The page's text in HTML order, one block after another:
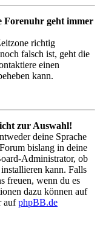
Forenuhr geht immer
richtig
falsch ist, geht die
einen
kann.
zur Auswahl!
deine Sprache
bislang in deine
Administrator, ob
kann. Falls
freuen, wenn du es
dazu können auf
aufphpBB.de